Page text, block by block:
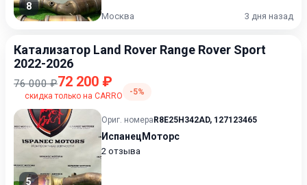
8
Москва 3 дня назад
Катализатор Land Rover Range Rover Sport
2022-2026
76 000 ₽72 200 ₽
скидка только на CARRO -5%
5
Ориг. номера R8E25H342AD, 127123465
ИспанецМоторс
2 отзыва